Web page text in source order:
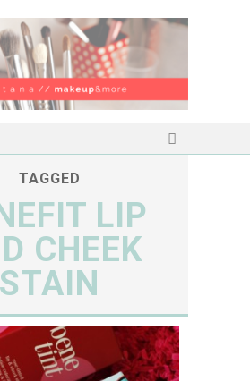
TAGGED
LIP
CHEEK
STAIN